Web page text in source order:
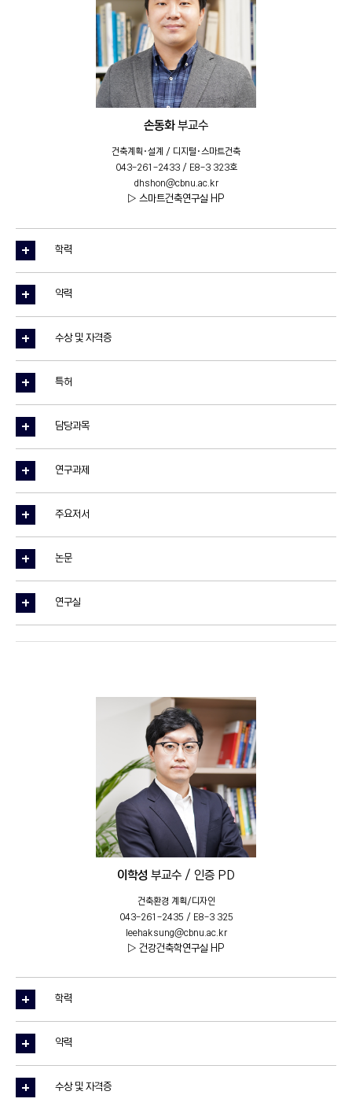
손동화부교수
건축계획·설계 / 디지털·스마트건축
043-261-2433 / E8-3 323호
dhshon@cbnu.ac.kr
▷ 스마트건축연구실 HP
학력
약력
수상 및 자격증
특허
담당과목
연구과제
주요저서
논문
연구실
이학성 부교수 / 인증 PD
건축환경 계획/디자인
043-261-2435 / E8-3 325
leehaksung@cbnu.ac.kr
▷ 건강건축학연구실 HP
학력
약력
수상 및 자격증